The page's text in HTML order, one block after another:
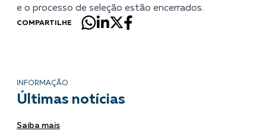
e o processo de seleção estão encerrados.
COMPARTILHE
INFORMAÇÃO
Últimas notícias
Saiba mais